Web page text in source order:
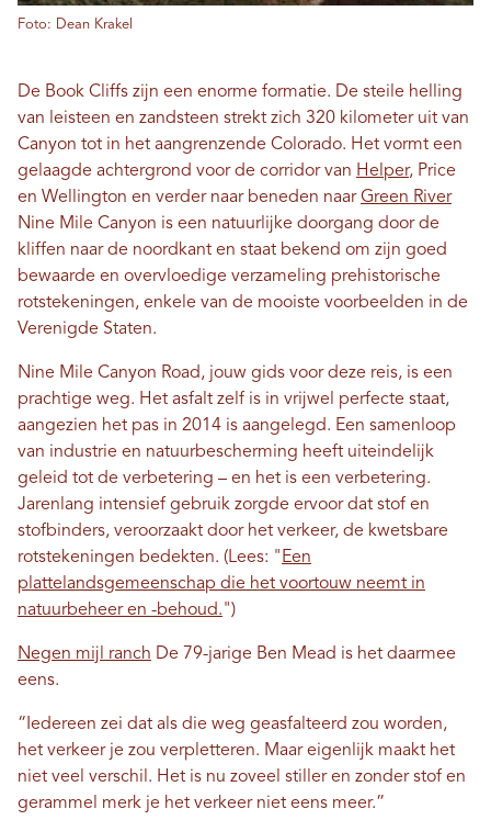
Foto: Dean Krakel
De Book Cliffs zijn een enorme formatie. De steile helling
van leisteen en zandsteen strekt zich 320 kilometer uit van
Canyon tot in het aangrenzende Colorado. Het vormt een
gelaagde achtergrond voor de corridor van Helper, Price
en Wellington en verder naar beneden naarGreen River
Nine Mile Canyon is een natuurlijke doorgang door de
kliffen naar de noordkant en staat bekend om zijn goed
bewaarde en overvloedige verzameling prehistorische
rotstekeningen, enkele van de mooiste voorbeelden in de
Verenigde Staten.
Nine Mile Canyon Road, jouw gids voor deze reis, is een
prachtige weg. Het asfalt zelf is in vrijwel perfecte staat,
aangezien het pas in 2014 is aangelegd. Een samenloop
van industrie en natuurbescherming heeft uiteindelijk
geleid tot de verbetering – en het is een verbetering.
Jarenlang intensief gebruik zorgde ervoor dat stof en
stofbinders, veroorzaakt door het verkeer, de kwetsbare
rotstekeningen bedekten. (Lees: "Een
plattelandsgemeenschap die het voortouw neemt in
natuurbeheer en -behoud.")
Negen mijl ranch De 79-jarige Ben Mead is het daarmee
eens.
“Iedereen zei dat als die weg geasfalteerd zou worden,
het verkeer je zou verpletteren. Maar eigenlijk maakt het
niet veel verschil. Het is nu zoveel stiller en zonder stof en
gerammel merk je het verkeer niet eens meer.”